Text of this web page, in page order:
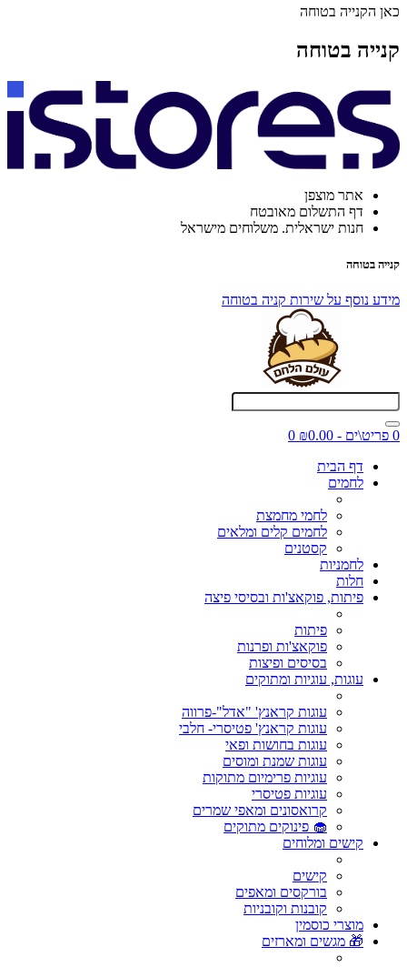
כאן הקנייה בטוחה
קנייה בטוחה
אתר מוצפן
דף התשלום מאובטח
חנות ישראלית. משלוחים מישראל
קנייה בטוחה
מידע נוסף על שירות קניה בטוחה
0 פריט\ים - ₪0.00
0
דף הבית
לחמים
לחמי מחמצת
לחמים קלים ומלאים
קסטנים
לחמניות
חלות
פיתות, פוקאצ'ות ובסיסי פיצה
פיתות
פוקאצ'ות ופרנות
בסיסים ופיצות
עוגות, עוגיות ומתוקים
עוגות קראנץ' "אדל"-פרווה
עוגות קראנץ' פטיסרי- חלבי
עוגות בחושות ופאי
עוגות שמנת ומוסים
עוגיות פרימיום מתוקות
עוגיות פטיסרי
קרואסונים ומאפי שמרים
🧁 פינוקים מתוקים
קישים ומלוחים
קישים
בורקסים ומאפים
קובנות וקובניות
מוצרי כוסמין
🎁 מגשים ומארזים